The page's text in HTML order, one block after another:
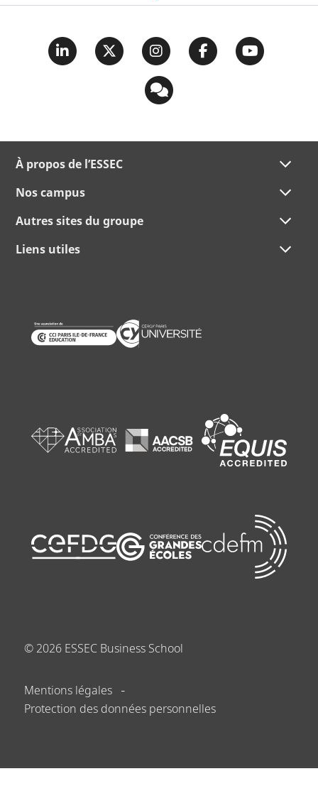
À propos de l’ESSEC
Nos campus
Autres sites du groupe
Liens utiles
© 2026 ESSEC Business School
Mentions légales
Protection des données personnelles